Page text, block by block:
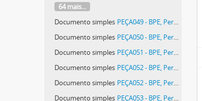
64 mais...
Documento simples PEÇA049 - BPE, Pergaminhos Avulsos, pasta 02 SF (Convento de São Francisco de Évora), peça 049
Documento simples PEÇA050 - BPE, Pergaminhos Avulsos, pasta 02 SF (Convento de São Francisco de Évora), peça 050
Documento simples PEÇA051 - BPE, Pergaminhos Avulsos, pasta 02 SF (Convento de São Francisco de Évora), peça 051
Documento simples PEÇA052 - BPE, Pergaminhos Avulsos, pasta 02 SF (Convento de São Francisco de Évora), peça 052
Documento simples PEÇA052 - BPE, Pergaminhos Avulsos, pasta 02 SF (Convento de São Francisco de Évora), peça 052
Documento simples PEÇA053 - BPE, Pergaminhos Avulsos, pasta 02 SF (Convento de São Francisco de Évora), peça 053